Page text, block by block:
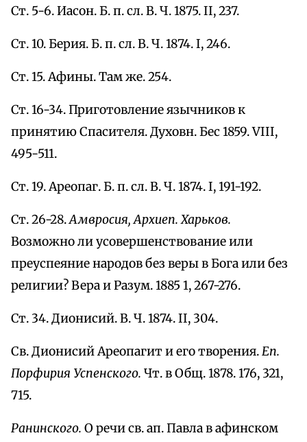
Ст. 5-6. Иасон. Б. п. сл. В. Ч. 1875. II, 237.
Ст. 10. Берия. Б. п. сл. В. Ч. 1874. I, 246.
Ст. 15. Афины. Там же. 254.
Ст. 16-34. Приготовление язычников к
принятию Спасителя. Духовн. Бес 1859. VIII,
495-511.
Ст. 19. Ареопаг. Б. п. сл. В. Ч. 1874. I, 191-192.
Ст. 26-28.Амвросия, Архиеп. Харьков.
Возможно ли усовершенствование или
преуспеяние народов без веры в Бога или без
религии? Вера и Разум. 1885 1, 267-276.
Ст. 34. Дионисий. В. Ч. 1874. II, 304.
Св. Дионисий Ареопагит и его творения.Еп.
Порфирия Успенского. Чт. в Общ. 1878. 176, 321,
715.
Ранинского. О речи св. ап. Павла в афинском